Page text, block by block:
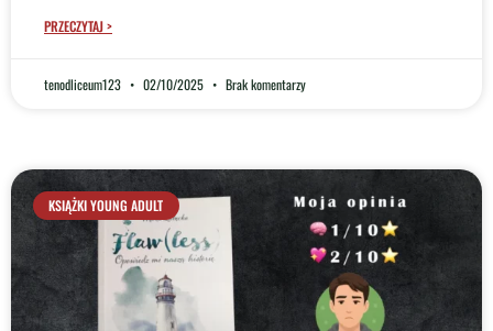
PRZECZYTAJ >
tenodliceum123 02/10/2025 Brak komentarzy
KSIĄŻKI YOUNG ADULT